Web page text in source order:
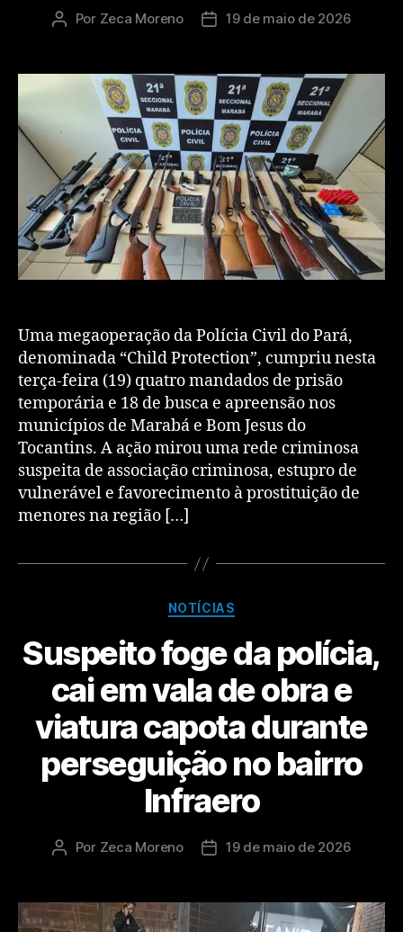
Por Zeca Moreno 19 de maio de 2026
Uma megaoperação da Polícia Civil do Pará,
denominada “Child Protection”, cumpriu nesta
terça-feira (19) quatro mandados de prisão
temporária e 18 de busca e apreensão nos
municípios de Marabá e Bom Jesus do
Tocantins. A ação mirou uma rede criminosa
suspeita de associação criminosa, estupro de
vulnerável e favorecimento à prostituição de
menores na região […]
NOTÍCIAS
Suspeito foge da polícia,
cai em vala de obra e
viatura capota durante
perseguição no bairro
Infraero
Por Zeca Moreno 19 de maio de 2026